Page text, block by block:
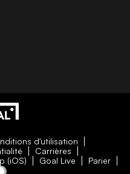
d'utilisation
Carrières
(iOS) Goal Live Parier